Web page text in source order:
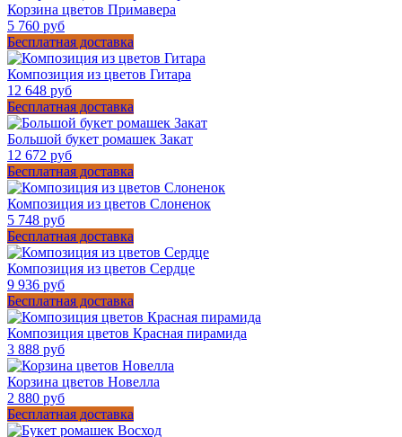
Корзина цветов Примавера
5 760 руб
Бесплатная доставка
Композиция из цветов Гитара
12 648 руб
Бесплатная доставка
Большой букет ромашек Закат
12 672 руб
Бесплатная доставка
Композиция из цветов Слоненок
5 748 руб
Бесплатная доставка
Композиция из цветов Сердце
9 936 руб
Бесплатная доставка
Композиция цветов Красная пирамида
3 888 руб
Корзина цветов Новелла
2 880 руб
Бесплатная доставка